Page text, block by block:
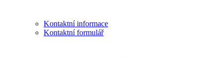
Kontaktní informace
Kontaktní formulář